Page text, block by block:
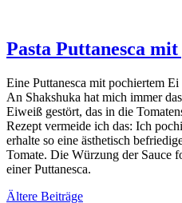
Pasta Puttanesca
Eine Put­ta­ne­s­ca mit pochi­er­tem
An Shak­s­huka hat mich immer
Eiweiß gestört, das in die
Rezept ver­mei­de ich das: Ich
erhal­te so eine ästhe­tisch
Toma­te. Die Wür­zung der Sau­ce
einer Put­ta­ne­s­ca.
Ältere Beiträge